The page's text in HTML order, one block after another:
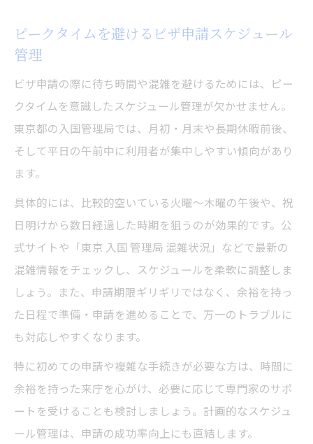
ピークタイムを避けるビザ申請スケジュール
管理
ビザ申請の際に待ち時間や混雑を避けるためには、ピー
クタイムを意識したスケジュール管理が欠かせません。
東京都の入国管理局では、月初・月末や長期休暇前後、
そして平日の午前中に利用者が集中しやすい傾向があり
ます。
具体的には、比較的空いている火曜～木曜の午後や、祝
日明けから数日経過した時期を狙うのが効果的です。公
式サイトや「東京 入国 管理局 混雑状況」などで最新の
混雑情報をチェックし、スケジュールを柔軟に調整しま
しょう。また、申請期限ギリギリではなく、余裕を持っ
た日程で準備・申請を進めることで、万一のトラブルに
も対応しやすくなります。
特に初めての申請や複雑な手続きが必要な方は、時間に
余裕を持った来庁を心がけ、必要に応じて専門家のサポ
ートを受けることも検討しましょう。計画的なスケジュ
ール管理は、申請の成功率向上にも直結します。